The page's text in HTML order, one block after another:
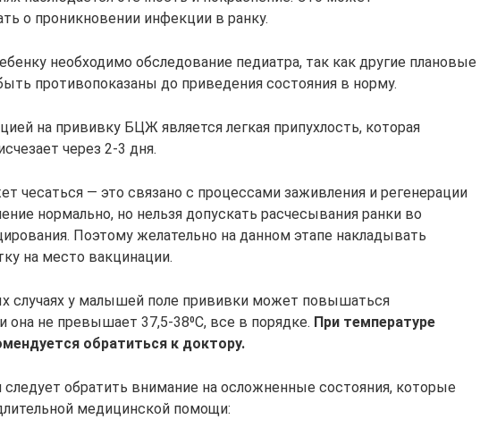
о проникновении инфекции в ранку.
необходимо обследование педиатра, так как другие плановые
противопоказаны до приведения состояния в норму.
на прививку БЦЖ является легкая припухлость, которая
через 2-3 дня.
чесаться ― это связано с процессами заживления и регенерации
нормально, но нельзя допускать расчесывания ранки во
Поэтому желательно на данном этапе накладывать
на место вакцинации.
случаях у малышей поле прививки может повышаться
она не превышает 37,5-38⁰С, все в порядке. При температуре
обратиться к доктору.
обратить внимание на осложненные состояния, которые
медицинской помощи: